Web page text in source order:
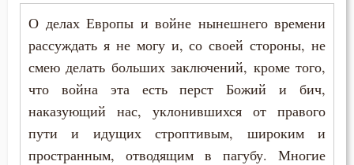
Богопознание
Богоугождение
Болезнь
Борьба
Макарий Оптинский (Иванов)
Феофан Затворник
О делах Европы и войне нынешнего времени
рассуждать я не могу и, со своей стороны, не
смею делать больших заключений, кроме того,
что война эта есть перст Божий и бич,
наказующий нас, уклонившихся от правого
пути и идущих строптивым, широким и
пространным, отводящим в пагубу. Многие